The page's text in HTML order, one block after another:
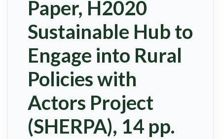
Paper, H2020
Sustainable Hub to
Engage into Rural
Policies with
Actors Project
(SHERPA), 14 pp.